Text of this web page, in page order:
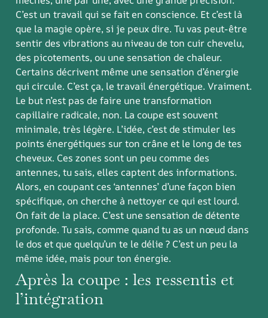
C’est un travail qui se fait en conscience. Et c’est là
que la magie opère, si je peux dire. Tu vas peut-être
sentir des vibrations au niveau de ton cuir chevelu,
des picotements, ou une sensation de chaleur.
Certains décrivent même une sensation d’énergie
qui circule. C’est ça, le travail énergétique. Vraiment.
Le but n’est pas de faire une transformation
capillaire radicale, non. La coupe est souvent
minimale, très légère. L’idée, c’est de stimuler les
points énergétiques sur ton crâne et le long de tes
cheveux. Ces zones sont un peu comme des
antennes, tu sais, elles captent des informations.
Alors, en coupant ces ‘antennes’ d’une façon bien
spécifique, on cherche à nettoyer ce qui est lourd.
On fait de la place. C’est une sensation de détente
profonde. Tu sais, comme quand tu as un nœud dans
le dos et que quelqu’un te le délie ? C’est un peu la
même idée, mais pour ton énergie.
Après la coupe : les ressentis et
l’intégration